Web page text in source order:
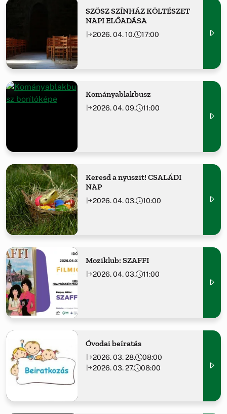
SZÖSZ SZÍNHÁZ KÖLTÉSZET
NAPI ELŐADÁSA
2026. 04. 10. 17:00
Kományablakbusz
2026. 04. 09. 11:00
Keresd a nyuszit! CSALÁDI
NAP
2026. 04. 03. 10:00
Moziklub: SZAFFI
2026. 04. 03. 11:00
Óvodai beíratás
2026. 03. 28.
08:00
2026. 03. 27.
08:00